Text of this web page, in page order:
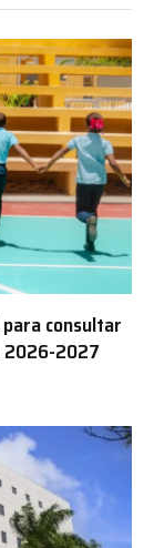
consultar
2026-2027